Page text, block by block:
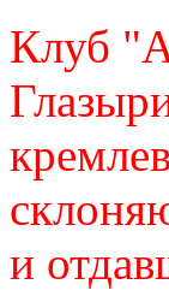
Клуб
и